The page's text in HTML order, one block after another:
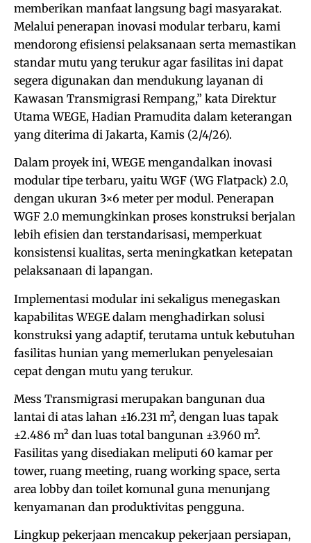
memberikan manfaat langsung bagi masyarakat.
Melalui penerapan inovasi modular terbaru, kami
mendorong efisiensi pelaksanaan serta memastikan
standar mutu yang terukur agar fasilitas ini dapat
segera digunakan dan mendukung layanan di
Kawasan Transmigrasi Rempang,” kata Direktur
Utama WEGE, Hadian Pramudita dalam keterangan
yang diterima di Jakarta, Kamis (2/4/26).
Dalam proyek ini, WEGE mengandalkan inovasi
modular tipe terbaru, yaitu WGF (WG Flatpack) 2.0,
dengan ukuran 3×6 meter per modul. Penerapan
WGF 2.0 memungkinkan proses konstruksi berjalan
lebih efisien dan terstandarisasi, memperkuat
konsistensi kualitas, serta meningkatkan ketepatan
pelaksanaan di lapangan.
Implementasi modular ini sekaligus menegaskan
kapabilitas WEGE dalam menghadirkan solusi
konstruksi yang adaptif, terutama untuk kebutuhan
fasilitas hunian yang memerlukan penyelesaian
cepat dengan mutu yang terukur.
Mess Transmigrasi merupakan bangunan dua
lantai di atas lahan ±16.231 m², dengan luas tapak
±2.486 m² dan luas total bangunan ±3.960 m².
Fasilitas yang disediakan meliputi 60 kamar per
tower, ruang meeting, ruang working space, serta
area lobby dan toilet komunal guna menunjang
kenyamanan dan produktivitas pengguna.
Lingkup pekerjaan mencakup pekerjaan persiapan,